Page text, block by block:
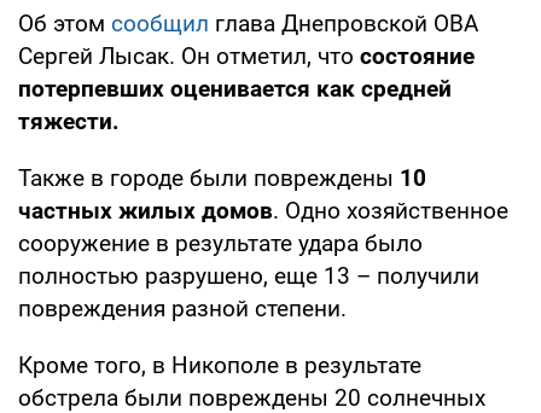
Об этом сообщил глава Днепровской ОВА
Сергей Лысак. Он отметил, что состояние
потерпевших оценивается как средней
тяжести.
Также в городе были повреждены 10
частных жилых домов. Одно хозяйственное
сооружение в результате удара было
полностью разрушено, еще 13 – получили
повреждения разной степени.
Кроме того, в Никополе в результате
обстрела были повреждены 20 солнечных